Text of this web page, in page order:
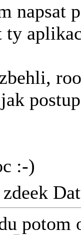
napsat
ty
:-)
potom